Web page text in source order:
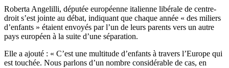
Roberta Angelilli, députée européenne italienne libérale de centre-
droit s’est jointe au débat, indiquant que chaque année « des miliers
d’enfants » étaient envoyés par l’un de leurs parents vers un autre
pays européen à la suite d’une séparation.
Elle a ajouté : « C’est une multitude d’enfants à travers l’Europe qui
est touchée. Nous parlons d’un nombre considérable de cas, en